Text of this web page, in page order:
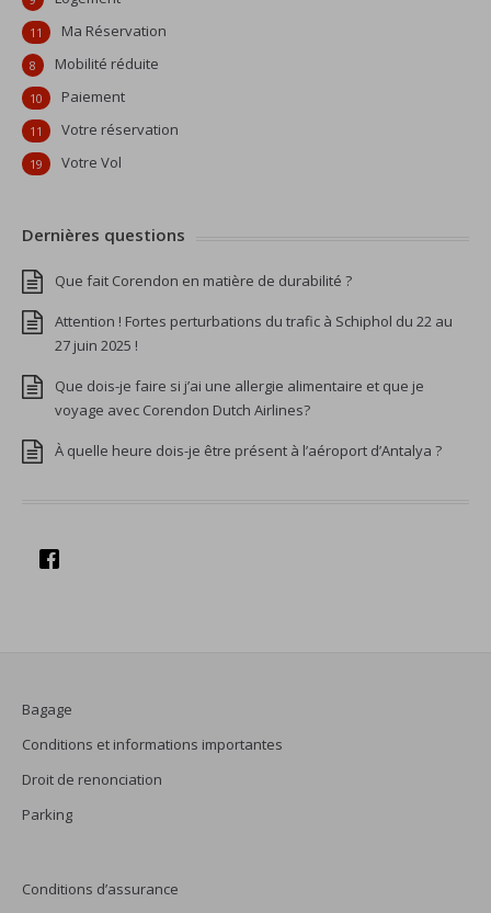
Ma Réservation
11
Mobilité réduite
8
Paiement
10
Votre réservation
11
Votre Vol
19
Dernières questions
Que fait Corendon en matière de durabilité ?
Attention ! Fortes perturbations du trafic à Schiphol du 22 au
27 juin 2025 !
Que dois-je faire si j’ai une allergie alimentaire et que je
voyage avec Corendon Dutch Airlines?
À quelle heure dois-je être présent à l’aéroport d’Antalya ?
Bagage
Conditions et informations importantes
Droit de renonciation
Parking
Conditions d’assurance